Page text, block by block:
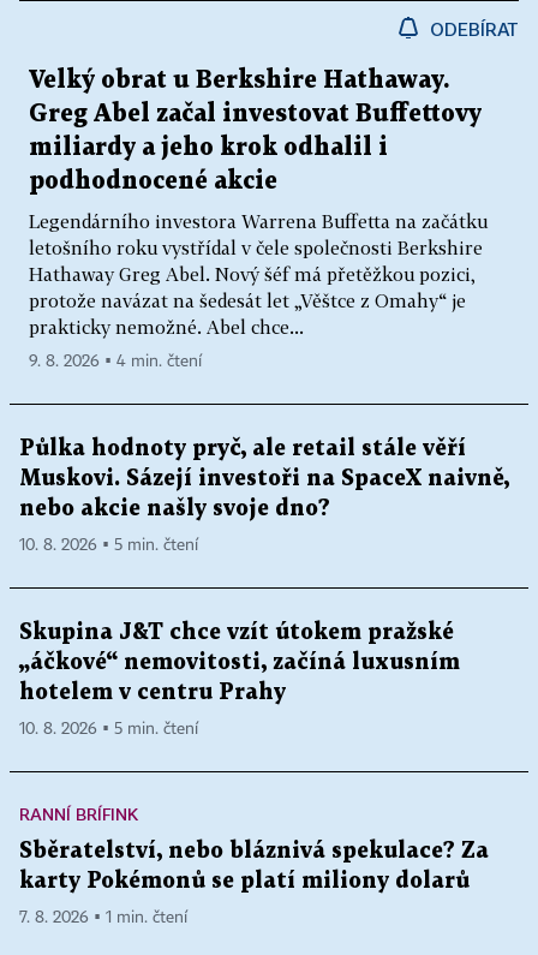
ODEBÍRAT
Velký obrat u Berkshire Hathaway.
Greg Abel začal investovat Buffettovy
miliardy a jeho krok odhalil i
podhodnocené akcie
Legendárního investora Warrena Buffetta na začátku
letošního roku vystřídal v čele společnosti Berkshire
Hathaway Greg Abel. Nový šéf má přetěžkou pozici,
protože navázat na šedesát let „Věštce z Omahy“ je
prakticky nemožné. Abel chce...
9. 8. 2026 ▪ 4 min. čtení
Půlka hodnoty pryč, ale retail stále věří
Muskovi. Sázejí investoři na SpaceX naivně,
nebo akcie našly svoje dno?
10. 8. 2026 ▪ 5 min. čtení
Skupina J&T chce vzít útokem pražské
„áčkové“ nemovitosti, začíná luxusním
hotelem v centru Prahy
10. 8. 2026 ▪ 5 min. čtení
RANNÍ BRÍFINK
Sběratelství, nebo bláznivá spekulace? Za
karty Pokémonů se platí miliony dolarů
7. 8. 2026 ▪ 1 min. čtení